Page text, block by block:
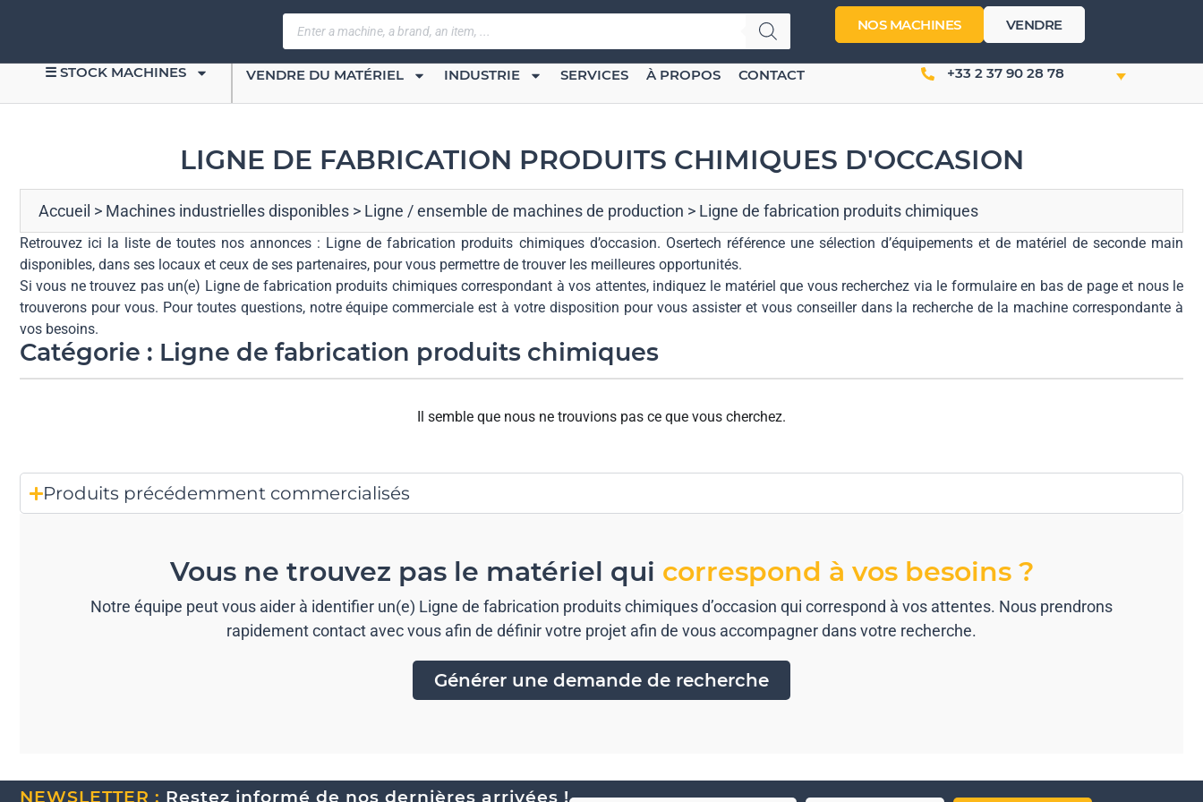
NOS MACHINES VENDRE
☰ STOCK MACHINES VENDRE DU MATÉRIEL INDUSTRIE SERVICES À PROPOS CONTACT +33 2 37 90 28 78
LIGNE DE FABRICATION PRODUITS CHIMIQUES D'OCCASION
Accueil > Machines industrielles disponibles > Ligne / ensemble de machines de production > Ligne de fabrication produits chimiques
Retrouvez ici la liste de toutes nos annonces : Ligne de fabrication produits chimiques d’occasion. Osertech référence une sélection d’équipements et de matériel de seconde main
disponibles, dans ses locaux et ceux de ses partenaires, pour vous permettre de trouver les meilleures opportunités.
Si vous ne trouvez pas un(e) Ligne de fabrication produits chimiques correspondant à vos attentes, indiquez le matériel que vous recherchez via le formulaire en bas de page et nous le
trouverons pour vous. Pour toutes questions, notre équipe commerciale est à votre disposition pour vous assister et vous conseiller dans la recherche de la machine correspondante à
vos besoins.
Catégorie : Ligne de fabrication produits chimiques
Il semble que nous ne trouvions pas ce que vous cherchez.
Produits précédemment commercialisés
Vous ne trouvez pas le matériel qui correspond à vos besoins ?
Notre équipe peut vous aider à identifier un(e) Ligne de fabrication produits chimiques d’occasion qui correspond à vos attentes. Nous prendrons
rapidement contact avec vous afin de définir votre projet afin de vous accompagner dans votre recherche.
Générer une demande de recherche
NEWSLETTER : Restez informé de nos dernières arrivées !